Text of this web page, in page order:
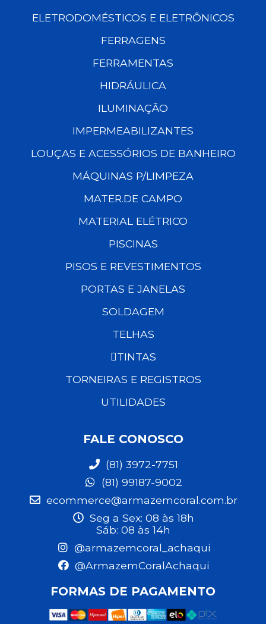
ELETRODOMÉSTICOS E ELETRÔNICOS
FERRAGENS
FERRAMENTAS
HIDRÁULICA
ILUMINAÇÃO
IMPERMEABILIZANTES
LOUÇAS E ACESSÓRIOS DE BANHEIRO
MÁQUINAS P/LIMPEZA
MATER.DE CAMPO
MATERIAL ELÉTRICO
PISCINAS
PISOS E REVESTIMENTOS
PORTAS E JANELAS
SOLDAGEM
TELHAS
TINTAS
TORNEIRAS E REGISTROS
UTILIDADES
FALE CONOSCO
(81) 3972-7751
(81) 99187-9002
ecommerce@armazemcoral.com.br
Seg a Sex: 08 às 18h
Sáb: 08 às 14h
@armazemcoral_achaqui
@ArmazemCoralAchaqui
FORMAS DE PAGAMENTO